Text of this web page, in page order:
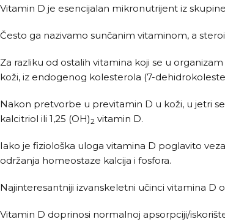
Vitamin D je esencijalan mikronutrijent iz
Često ga nazivamo sunčanim vitaminom, a
Za razliku od ostalih vitamina koji se u
koži, iz endogenog kolesterola (7-
Nakon pretvorbe u previtamin D u koži, u jetri
kalcitriol ili 1,25 (OH)2 vitamin D.
Iako je fiziološka uloga vitamina D poglavito
održanja homeostaze kalcija i fosfora.
Najinteresantniji izvanskeletni učinci vitamina D
Vitamin D doprinosi normalnoj apsorpciji/